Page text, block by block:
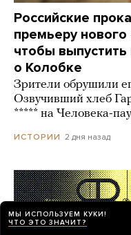
Российские
премьеру
чтобы
о Колобке
Зрители обрушили
Озвучивший хлеб
***** на Человека-
ИСТОРИИ 2 дня назад
МЫ ИСПОЛЬЗУЕМ КУКИ!
ЧТО ЭТО ЗНАЧИТ?